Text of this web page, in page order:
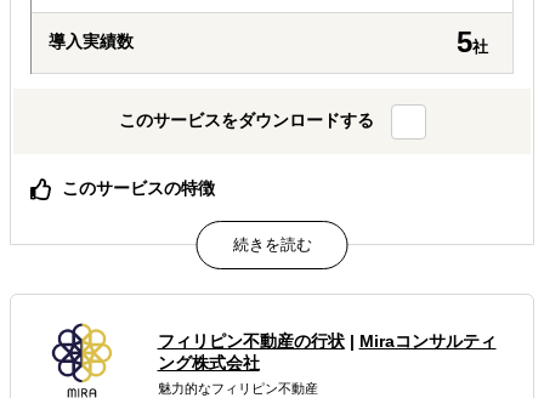
導入実績数 5社
このサービスをダウンロードする
このサービスの特徴
ビジネスマッチングの場合、成功報酬である事。1年間は
弊社と契約していただき、相手企業へのフォローも致しま
会社設立する場合、オフィス選定もしくは仮事務所をこち
します
属するジャンル
フィリピン不動産の行状| Miraコンサルティ
ング株式会社
魅力的なフィリピン不動産